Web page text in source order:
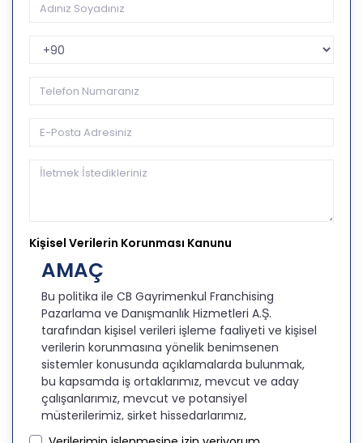
Telefon Kodu
Kişisel Verilerin Korunması Kanunu
AMAÇ
Bu politika ile CB Gayrimenkul Franchising
Pazarlama ve Danışmanlık Hizmetleri A.Ş.
tarafından kişisel verileri işleme faaliyeti ve kişisel
verilerin korunmasına yönelik benimsenen
sistemler konusunda açıklamalarda bulunmak,
bu kapsamda iş ortaklarımız, mevcut ve aday
çalışanlarımız, mevcut ve potansiyel
müşterilerimiz, şirket hissedarlarımız,